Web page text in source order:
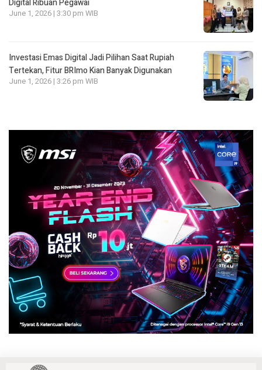
June 1, 2026 | 3:30 pm WIB
Investasi Emas Digital Jadi Pilihan Saat Rupiah
Tertekan, Fitur BRImo Kian Banyak Digunakan
June 1, 2026 | 3:26 pm WIB